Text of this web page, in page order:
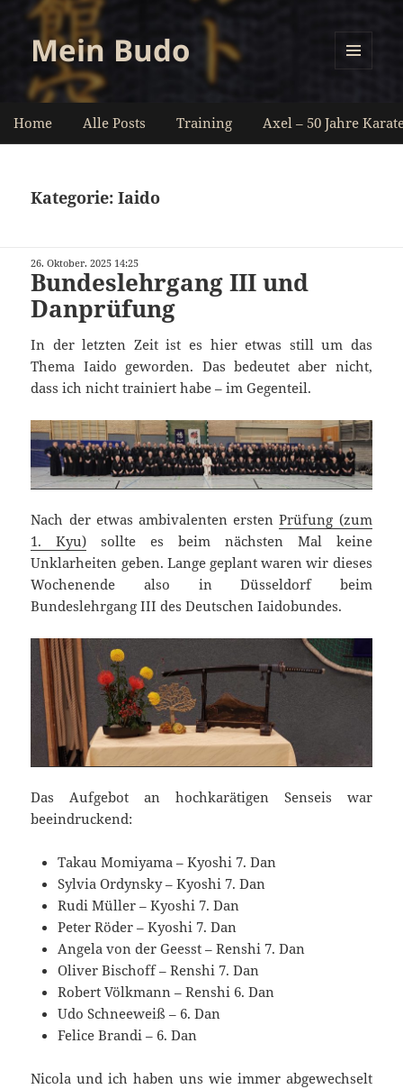
Mein Budo
Home Alle Posts Training Axel – 50 Jahre
Kategorie:Iaido
26. Oktober. 2025 14:25
Bundeslehrgang III und
Danprüfung
In der letzten Zeit ist es hier etwas still um das
Thema Iaido geworden. Das bedeutet aber nicht,
dass ich nicht trainiert habe – im Gegenteil.
Nach der etwas ambivalenten erstenPrüfung (zum
1. Kyu) sollte es beim nächsten Mal keine
Unklarheiten geben. Lange geplant waren wir dieses
Wochenende also in Düsseldorf beim
Bundeslehrgang III des Deutschen Iaidobundes.
Das Aufgebot an hochkarätigen Senseis war
beeindruckend:
Takau Momiyama – Kyoshi 7. Dan
Sylvia Ordynsky – Kyoshi 7. Dan
Rudi Müller – Kyoshi 7. Dan
Peter Röder – Kyoshi 7. Dan
Angela von der Geesst – Renshi 7. Dan
Oliver Bischoff – Renshi 7. Dan
Robert Völkmann – Renshi 6. Dan
Udo Schneeweiß – 6. Dan
Felice Brandi – 6. Dan
Nicola und ich haben uns wie immer abgewechselt